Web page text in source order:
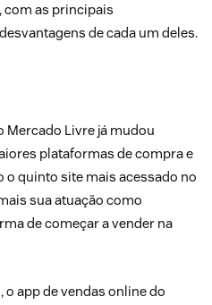
com as principais
de cada um deles.
Mercado Livre já mudou
plataformas de compra e
o quinto site mais acessado no
sua atuação como
de começar a vender na
o app de vendas online do